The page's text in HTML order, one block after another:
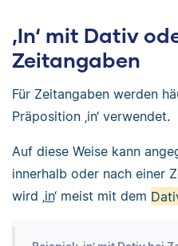
‚In‘ mit Dativ
Zeitangaben
Für Zeitangaben werden
Präposition ‚in‘ verwendet.
Auf diese Weise kann
innerhalb oder nach einer
wird ‚in‘ meist mit dem